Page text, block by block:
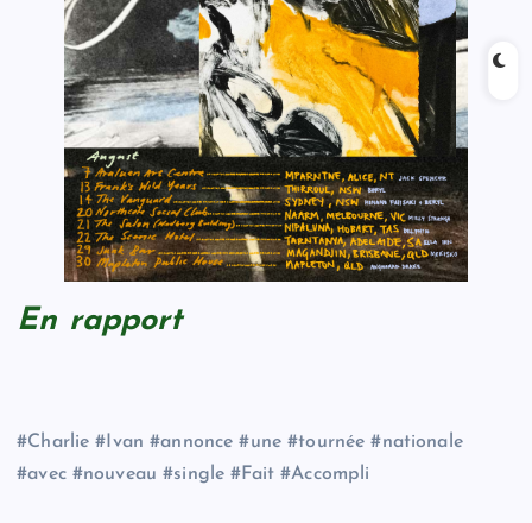
En rapport
#Charlie #Ivan #annonce #une #tournée #nationale
#avec #nouveau #single #Fait #Accompli